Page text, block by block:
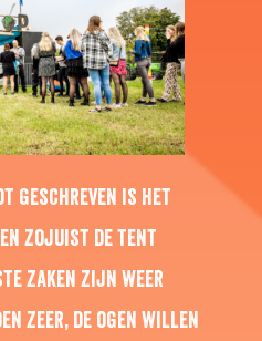
geschreven is het
zojuist de tent
zaken zijn weer
zeer, de ogen willen